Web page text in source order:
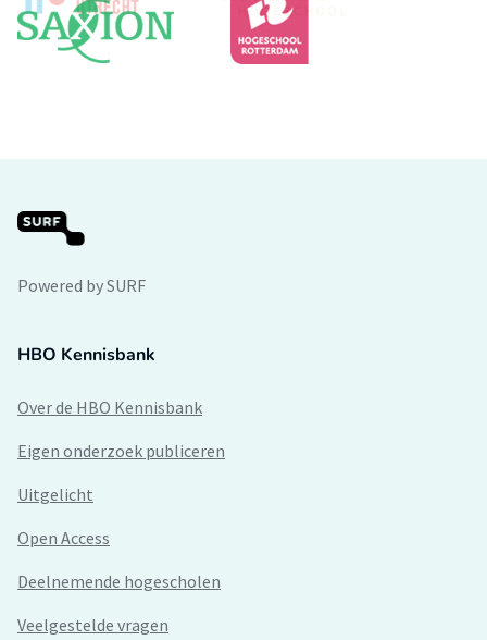
Powered by SURF
HBO Kennisbank
Over de HBO Kennisbank
Eigen onderzoek publiceren
Uitgelicht
Open Access
Deelnemende hogescholen
Veelgestelde vragen